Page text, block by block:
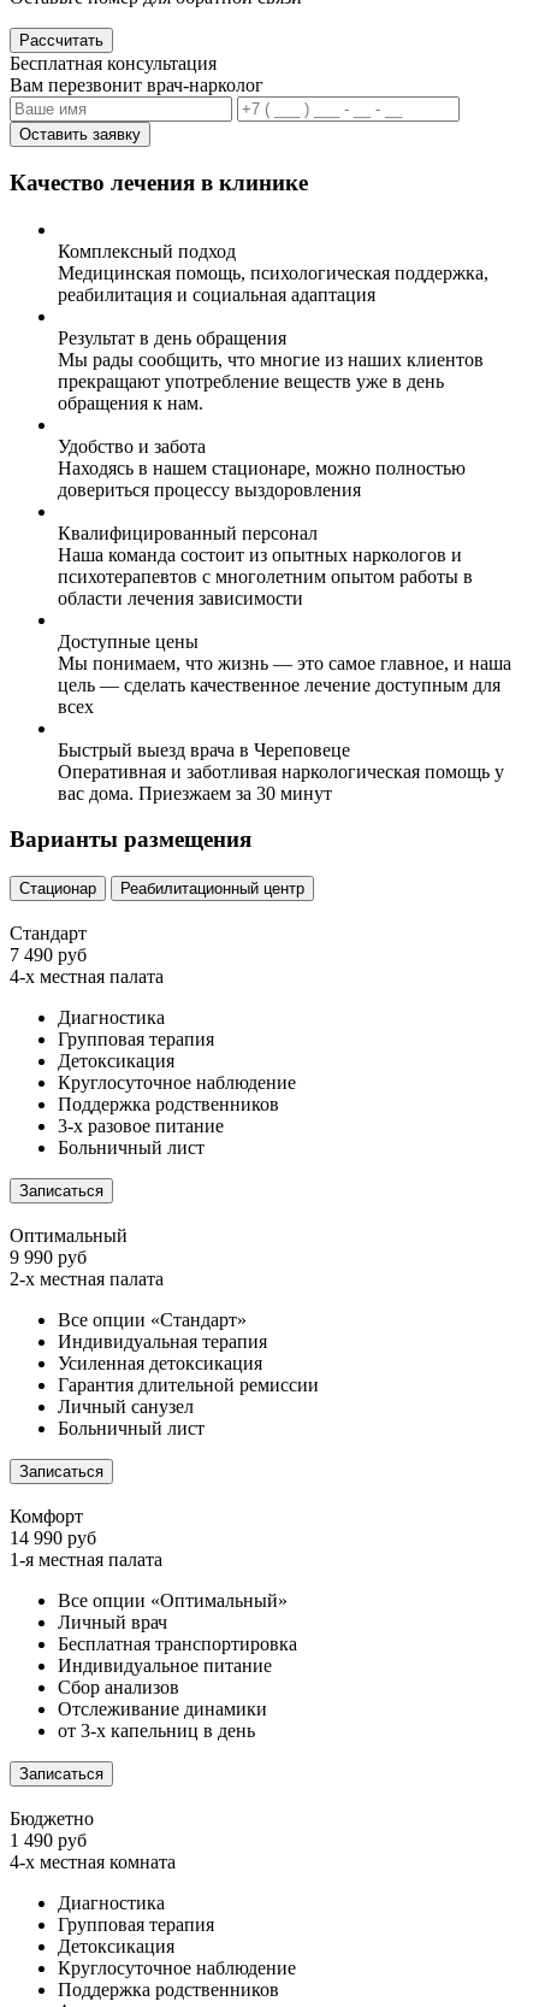
Рассчитать
Бесплатная консультация
Вам перезвонит врач-нарколог
Оставить заявку
Качество лечения в клинике
Комплексный подход
Медицинская помощь, психологическая поддержка,
реабилитация и социальная адаптация
Результат в день обращения
Мы рады сообщить, что многие из наших клиентов
прекращают употребление веществ уже в день
обращения к нам.
Удобство и забота
Находясь в нашем стационаре, можно полностью
довериться процессу выздоровления
Квалифицированный персонал
Наша команда состоит из опытных наркологов и
психотерапевтов с многолетним опытом работы в
области лечения зависимости
Доступные цены
Мы понимаем, что жизнь — это самое главное, и наша
цель — сделать качественное лечение доступным для
всех
Быстрый выезд врача в Череповеце
Оперативная и заботливая наркологическая помощь у
вас дома. Приезжаем за 30 минут
Варианты размещения
Стационар Реабилитационный центр
Стандарт
7 490 руб
4-х местная палата
Диагностика
Групповая терапия
Детоксикация
Круглосуточное наблюдение
Поддержка родственников
3-х разовое питание
Больничный лист
Записаться
Оптимальный
9 990 руб
2-х местная палата
Все опции «Стандарт»
Индивидуальная терапия
Усиленная детоксикация
Гарантия длительной ремиссии
Личный санузел
Больничный лист
Записаться
Комфорт
14 990 руб
1-я местная палата
Все опции «Оптимальный»
Личный врач
Бесплатная транспортировка
Индивидуальное питание
Сбор анализов
Отслеживание динамики
от 3-х капельниц в день
Записаться
Бюджетно
1 490 руб
4-х местная комната
Диагностика
Групповая терапия
Детоксикация
Круглосуточное наблюдение
Поддержка родственников